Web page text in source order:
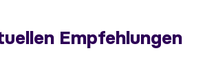
Empfehlungen